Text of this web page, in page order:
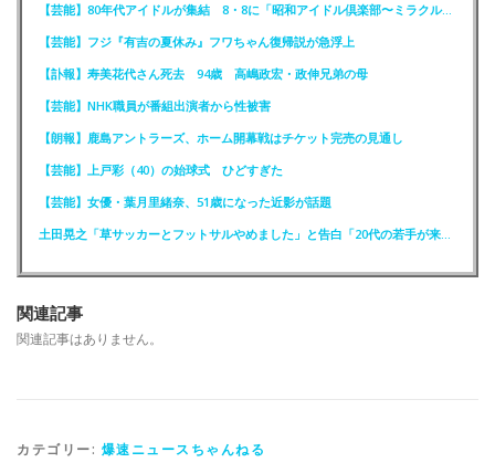
【芸能】80年代アイドルが集結 8・8に「昭和アイドル倶楽部〜ミラクル同窓会〜」を開催
【芸能】フジ『有吉の夏休み』フワちゃん復帰説が急浮上
【訃報】寿美花代さん死去 94歳 高嶋政宏・政伸兄弟の母
【芸能】NHK職員が番組出演者から性被害
【朗報】鹿島アントラーズ、ホーム開幕戦はチケット完売の見通し
【芸能】上戸彩（40）の始球式 ひどすぎた
【芸能】女優・葉月里緒奈、51歳になった近影が話題
土田晃之「草サッカーとフットサルやめました」と告白「20代の若手が来るんです。つまんなくて」
関連記事
関連記事はありません。
カテゴリー: 爆速ニュースちゃんねる